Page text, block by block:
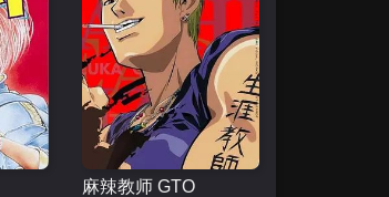
麻辣教师 GTO